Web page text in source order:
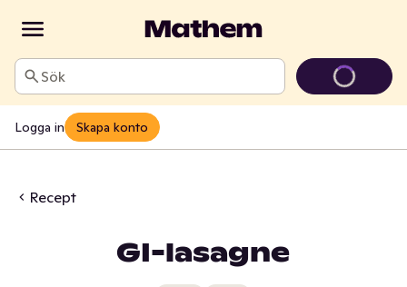
Sök
Logga in Skapa konto
Recept
GI-lasagne